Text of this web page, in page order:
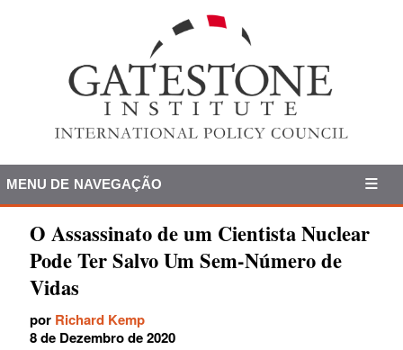
MENU DE NAVEGAÇÃO
O Assassinato de um Cientista Nuclear
Pode Ter Salvo Um Sem-Número de
Vidas
por Richard Kemp
8 de Dezembro de 2020